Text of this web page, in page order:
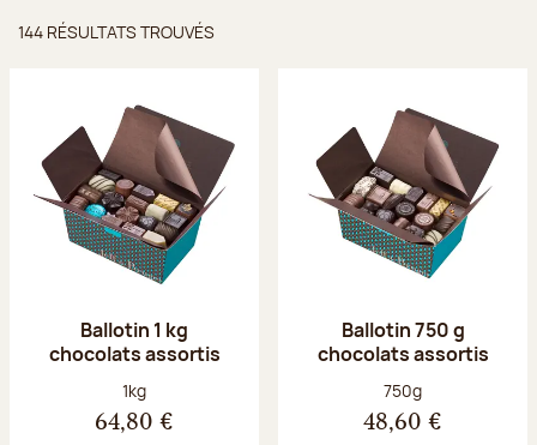
144 RÉSULTATS TROUVÉS
Ballotin 1 kg
chocolats assortis
Poids net :
1kg
64,80 €
Ballotin 750 g
chocolats assortis
Poids net :
750g
48,60 €